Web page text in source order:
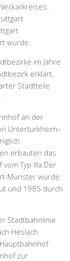
wurde.
im Jahre
erklärt,
Stadtteile
an der
Untertürkheim–
erbauten das
Typ IIIa.Der
Münster wurde
und 1985 durch
Stadtbahnlinie
Heslach
zur